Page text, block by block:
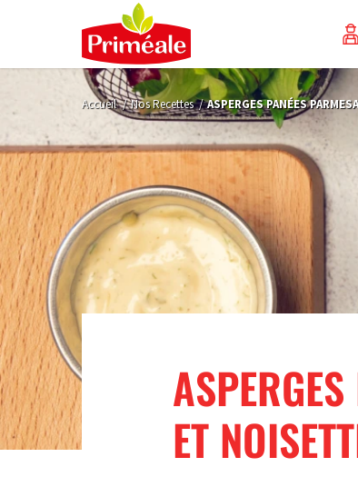
Accueil / Nos Recettes / ASPERGES PANÉES
ET